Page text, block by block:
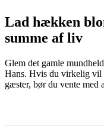
Lad hækken
summe af liv
Glem det gamle
Hans. Hvis du virkelig vil
gæster, bør du vente